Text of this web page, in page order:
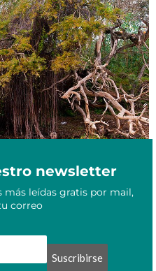
que tenés que visitar en
newsletter
más leídas gratis por mail,
correo
Suscribirse